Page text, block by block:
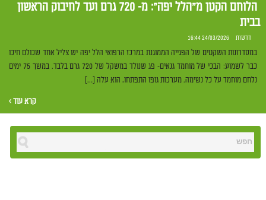
הלוחם הקטן מ"הלל יפה": מ- 720 גרם ועד לחיבוק הראשון
בבית
חדשות 24/03/2026 16:44
במסדרונות השקטים של הפגייה הממוגנת במרכז הרפואי הלל יפה יש צליל אחד שכולם חיכו
כבר לשמוע: הבכי של מוחמד גנאים- פג שנולד במשקל של 720 גרם בלבד. במשך 75 ימים
נלחם מוחמד על כל נשימה. מערכות גופו התפתחו, הוא עלה […]
קרא עוד ›